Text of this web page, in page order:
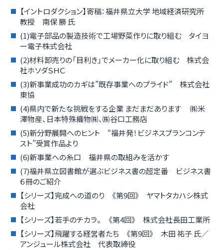
【イントロダクション】寄稿：福井県立大学 地域経済研究所
教授 南保 勝 氏
(1)電子部品の製造技術で工場野菜作りに取り組む タイヨ
ー電子株式会社
(2)材料卸売りの「目利き」でメーカー化に取り組む 株式会
社ホソダＳＨＣ
(3)新事業成功のカギは”既存事業へのプライド” 株式会社
東協
(4)県内で新たな挑戦をする企業 まだまだあります ㈱米
澤物産、日本特殊織物㈱、㈱谷口工務店
(5)新分野展開へのヒント “福井発！ビジネスプランコンテ
スト”受賞作品より
(6)新事業への糸口 福井県の取組みを活かす
(7)福井県立図書館が選ぶビジネス書の超定番 ビジネス書
６冊のご紹介
【シリーズ】完成への道のり 《第9回》 ヤマトタカハシ株式
会社
【シリーズ】若手のチカラ。 《第4回》 株式会社長田工業所
【シリーズ】飛躍する経営者たち 《第9回》 木田 祐子 氏／
アンジュール株式会社 代表取締役